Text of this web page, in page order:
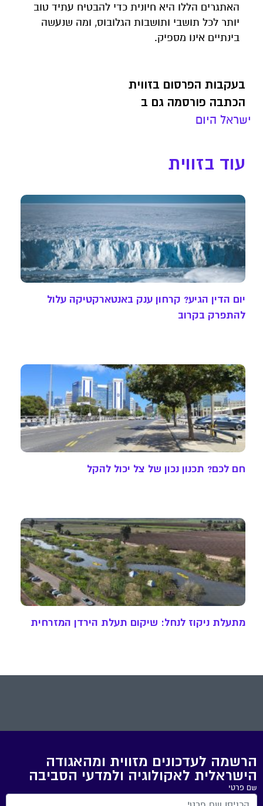
האתגרים הללו היא חיונית כדי להבטיח עתיד טוב
יותר לכל תושבי ותושבות הגלובוס, ומה שנעשה
בינתיים אינו מספיק.
בעקבות הפרסום בזווית
הכתבה פורסמה גם ב
ישראל היום
עוד בזווית
יום הדין הגיע? קרחון ענק באנטארקטיקה עלול
להתפרק בקרוב
חם לכם? תכנון נכון של צל יכול להקל
מתעלת ניקוז לנחל: שיקום תעלת הירדן המזרחית
הרשמה לעדכונים מזווית ומהאגודה
הישראלית לאקולוגיה ולמדעי הסביבה
שם פרטי